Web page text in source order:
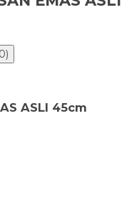
ASLI 45cm